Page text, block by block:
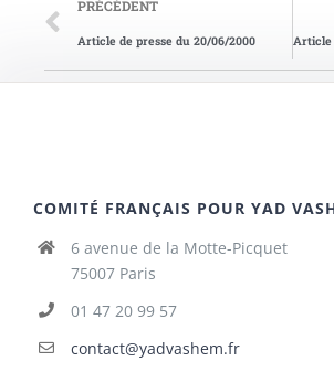
PRÉCÉDENT
Article de presse du 20/06/2000
COMITÉ FRANÇAIS POUR YAD
6 avenue de la Motte-Picquet
75007 Paris
01 47 20 99 57
contact@yadvashem.fr